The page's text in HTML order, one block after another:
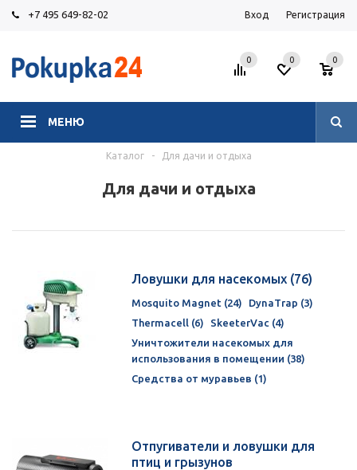
+7 495 649-82-02 Вход Регистрация
МЕНЮ
0 0
0
Каталог - Для дачи и отдыха
Для дачи и отдыха
Ловушки для насекомых (76)
Mosquito Magnet (24)
DynaTrap (3)
Thermacell (6)
SkeeterVac (4)
Уничтожители насекомых для
использования в помещении (38)
Средства от муравьев (1)
Отпугиватели и ловушки для
птиц и грызунов